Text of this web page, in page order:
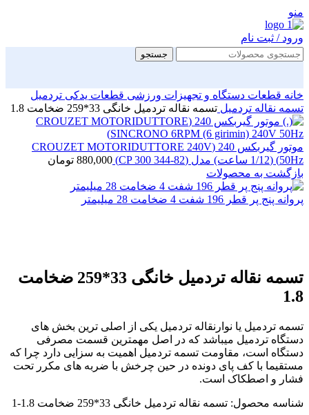
منو
ورود / ثبت نام
جستجو
خانه قطعات دستگاه و تجهیزات ورزشی قطعات یدکی تردمیل
تسمه نقاله تردمیل تسمه نقاله تردمیل خانگی 33*259 ضخامت 1.8
موتور گیربکس 240 (CROUZET MOTORIDUTTORE 240V
50Hz) (1/12 ساعت) مدل (82-344 CP 300)
880,000 تومان
بازگشت به محصولات
پروانه پنج پر قطر 196 شفت 4 ضخامت 28 میلیمتر
تسمه نقاله تردمیل خانگی 33*259 ضخامت
1.8
تسمه تردمیل یا نوارنقاله تردمیل یکی از اصلی ترین بخش های
دستگاه تردمیل میباشد که در اصل مهمترین قسمت مصرفی
دستگاه است، مقاومت تسمه تردمیل اهمیت به سزایی دارد چرا که
مستقیما با کف پای دونده در حین چرخش با ضربه های مکرر تحت
فشار و اصطکاک است.
شناسه محصول: تسمه نقاله تردمیل خانگی 33*259 ضخامت 1.8-1